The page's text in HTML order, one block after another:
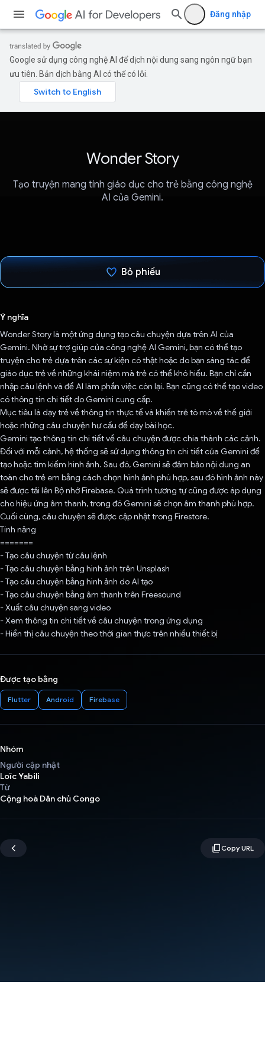
Đăng nhập
Google sử dụng công nghệ AI để dịch nội dung sang ngôn ngữ bạn
ưu tiên. Bản dịch bằng AI có thể có lỗi.
Wonder Story
Tạo truyện mang tính giáo dục cho trẻ bằng công nghệ
AI của Gemini.
Bỏ phiếu
Ý nghĩa
Wonder Story là một ứng dụng tạo câu chuyện dựa trên AI của
Gemini. Nhờ sự trợ giúp của công nghệ AI Gemini, bạn có thể tạo
truyện cho trẻ dựa trên các sự kiện có thật hoặc do bạn sáng tác để
giáo dục trẻ về những khái niệm mà trẻ có thể khó hiểu. Bạn chỉ cần
nhập câu lệnh và để AI làm phần việc còn lại. Bạn cũng có thể tạo video
có thông tin chi tiết do Gemini cung cấp.
Mục tiêu là dạy trẻ về thông tin thực tế và khiến trẻ tò mò về thế giới
hoặc những câu chuyện hư cấu để dạy bài học.
Gemini tạo thông tin chi tiết về câu chuyện được chia thành các cảnh.
Đối với mỗi cảnh, hệ thống sẽ sử dụng thông tin chi tiết của Gemini để
tạo hoặc tìm kiếm hình ảnh. Sau đó, Gemini sẽ đảm bảo nội dung an
toàn cho trẻ em bằng cách chọn hình ảnh phù hợp, sau đó hình ảnh này
sẽ được tải lên Bộ nhớ Firebase. Quá trình tương tự cũng được áp dụng
cho hiệu ứng âm thanh, trong đó Gemini sẽ chọn âm thanh phù hợp.
Cuối cùng, câu chuyện sẽ được cập nhật trong Firestore.
Tính năng
=======
- Tạo câu chuyện từ câu lệnh
- Tạo câu chuyện bằng hình ảnh trên Unsplash
- Tạo câu chuyện bằng hình ảnh do AI tạo
- Tạo câu chuyện bằng âm thanh trên Freesound
- Xuất câu chuyện sang video
- Xem thông tin chi tiết về câu chuyện trong ứng dụng
- Hiển thị câu chuyện theo thời gian thực trên nhiều thiết bị
Được tạo bằng
Flutter Android Firebase
Nhóm
Người cập nhật
Loïc Yabili
Từ
Cộng hoà Dân chủ Congo